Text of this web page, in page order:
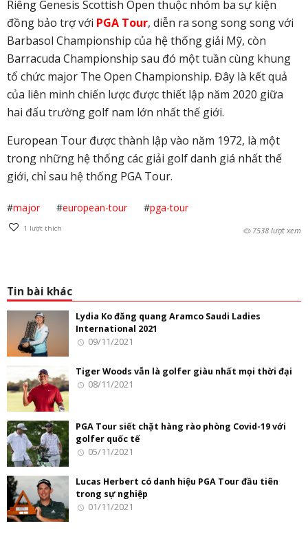
Riêng Genesis Scottish Open thuộc nhóm ba sự kiện
đồng bảo trợ với PGA Tour, diễn ra song song song với
Barbasol Championship của hệ thống giải Mỹ, còn
Barracuda Championship sau đó một tuần cùng khung
tổ chức major The Open Championship. Đây là kết quả
của liên minh chiến lược được thiết lập năm 2020 giữa
hai đấu trường golf nam lớn nhất thế giới.
European Tour được thành lập vào năm 1972, là một
trong những hệ thống các giải golf danh giá nhất thế
giới, chỉ sau hệ thống PGA Tour.
#major #european-tour #pga-tour
1 lượt thích 7538 lượt xem
Tin bài khác
Lydia Ko đăng quang Aramco Saudi Ladies
International 2021
09/11/2021
Tiger Woods vẫn là golfer giàu nhất mọi thời đại
08/11/2021
PGA Tour siết chặt hàng rào phòng Covid-19 với
golfer quốc tế
05/11/2021
Lucas Herbert có danh hiệu PGA Tour đầu tiên
trong sự nghiệp
01/11/2021